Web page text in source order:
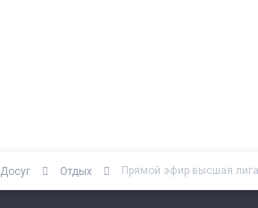
Досуг Отдых Прямой эфир высшая